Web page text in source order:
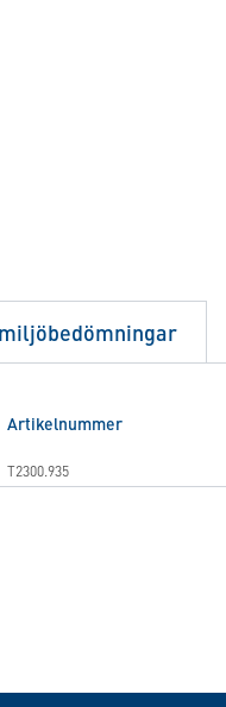
Artikelnummer
T2300.935